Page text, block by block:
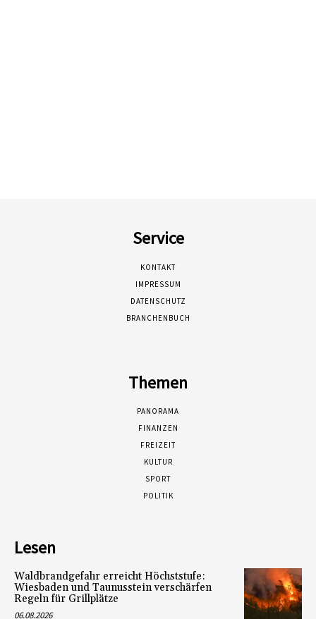
Service
KONTAKT
IMPRESSUM
DATENSCHUTZ
BRANCHENBUCH
Themen
PANORAMA
FINANZEN
FREIZEIT
KULTUR
SPORT
POLITIK
Lesen
Waldbrandgefahr erreicht Höchststufe:
Wiesbaden und Taunusstein verschärfen
Regeln für Grillplätze
06.08.2026